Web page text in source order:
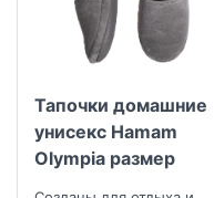
Тапочки домашние
унисекс Hamam
Olympia размер